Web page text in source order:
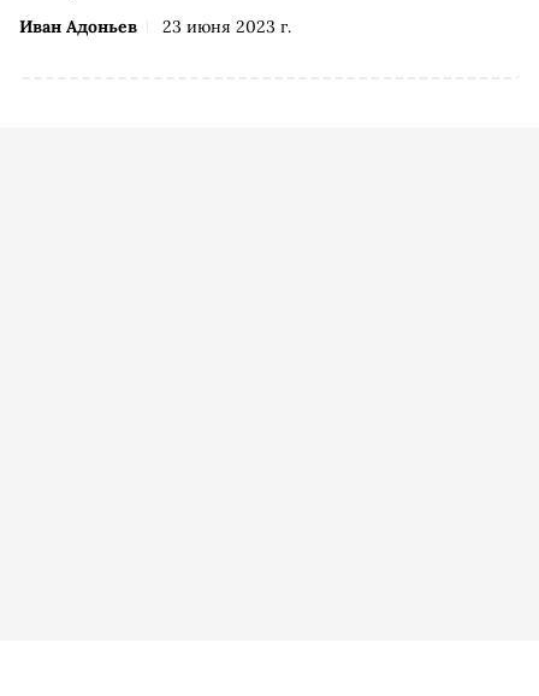
Иван Адоньев 23 июня 2023 г.